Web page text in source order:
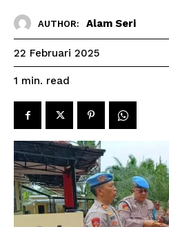
AUTHOR: Alam Seri
22 Februari 2025
1 min. read